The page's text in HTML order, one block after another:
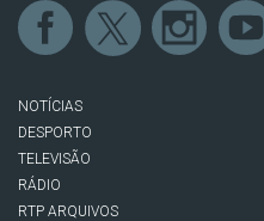
NOTÍCIAS
DESPORTO
TELEVISÃO
RÁDIO
RTP ARQUIVOS